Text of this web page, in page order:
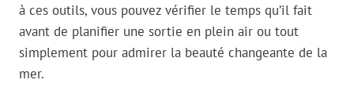
à ces outils, vous pouvez vérifier le temps qu’il fait
avant de planifier une sortie en plein air ou tout
simplement pour admirer la beauté changeante de la
mer.